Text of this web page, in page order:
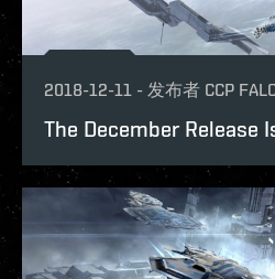
2018-12-11 - 发布者 CCP
The December Release